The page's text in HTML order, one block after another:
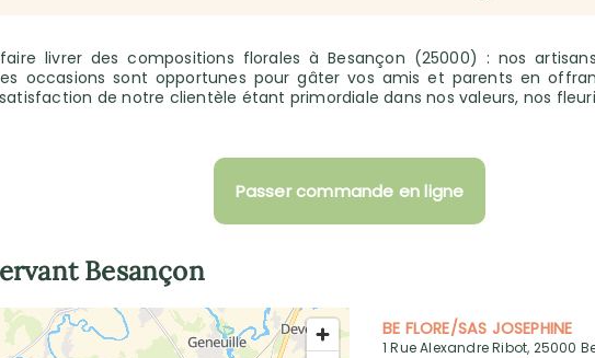
livrer des compositions florales à Besançon (25000) : nos
occasions sont opportunes pour gâter vos amis et parents en
de notre clientèle étant primordiale dans nos valeurs, nos
Passer commande en ligne
Besançon
BE FLORE/SAS JOSEPHINE
1 Rue Alexandre Ribot, 25000